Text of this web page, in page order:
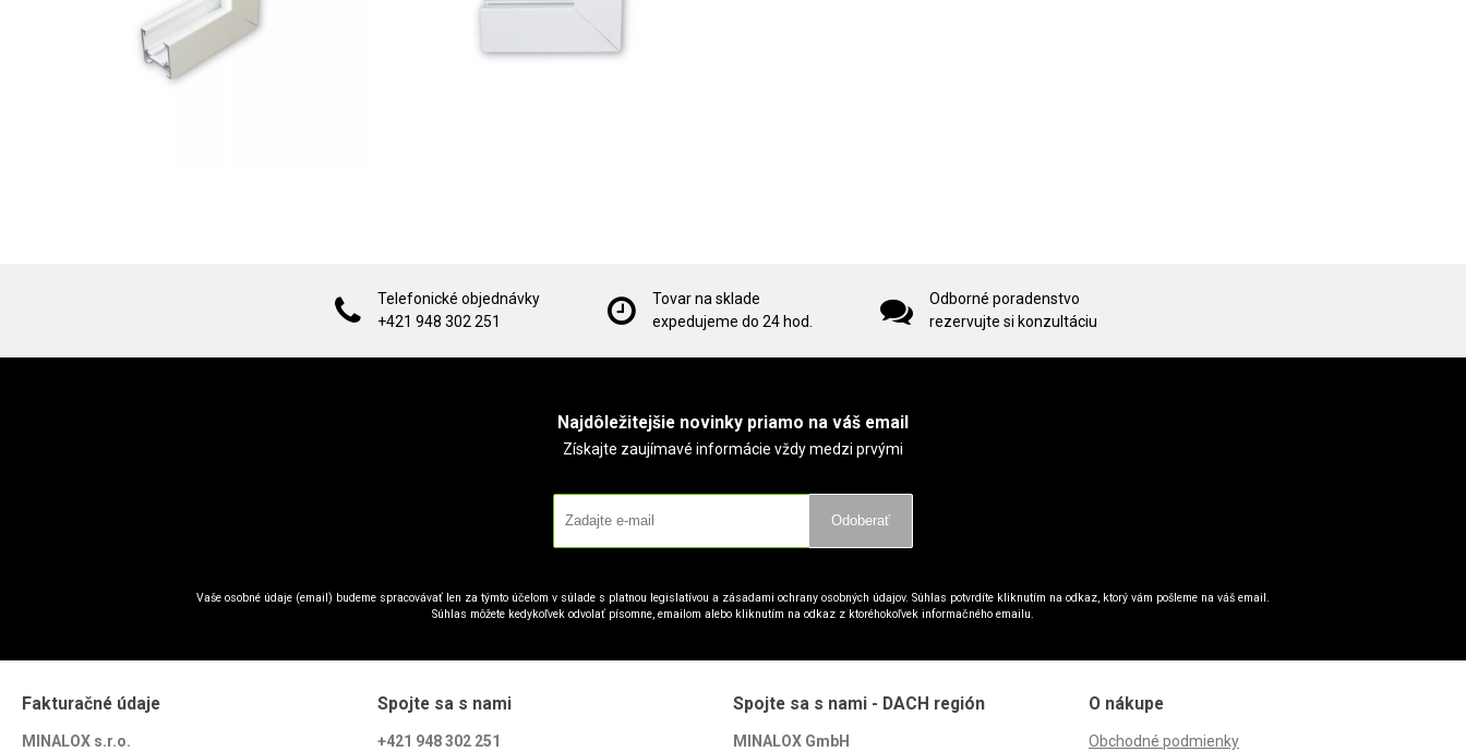
Telefonické objednávky
+421 948 302 251
Tovar na sklade
expedujeme do 24 hod.
Odborné poradenstvo
rezervujte si konzultáciu
Najdôležitejšie novinky priamo na váš email
Získajte zaujímavé informácie vždy medzi prvými
Odoberať
Vaše osobné údaje (email) budeme spracovávať len za týmto účelom v súlade s platnou legislatívou a zásadami ochrany osobných údajov. Súhlas potvrdíte kliknutím na odkaz, ktorý vám pošleme na váš email.
Súhlas môžete kedykoľvek odvolať písomne, emailom alebo kliknutím na odkaz z ktoréhokoľvek informačného emailu.
Fakturačné údaje
MINALOX s.r.o.
Spojte sa s nami
+421 948 302 251
Spojte sa s nami - DACH región
MINALOX GmbH
O nákupe
Obchodné podmienky